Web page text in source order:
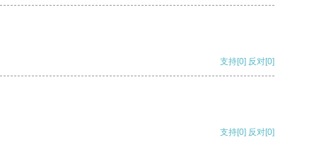
支持[0] 反对[0]
支持[0] 反对[0]